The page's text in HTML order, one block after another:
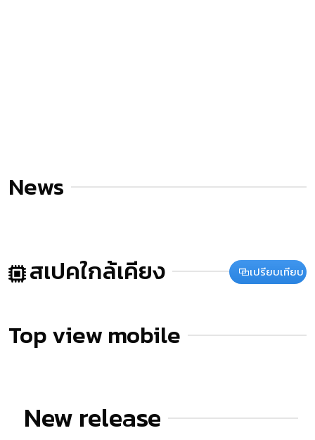
News
สเปคใกล้เคียง เปรียบเทียบ
Top view mobile
New release